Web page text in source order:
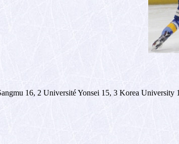
16, 2 Université Yonsei 15, 3 Korea